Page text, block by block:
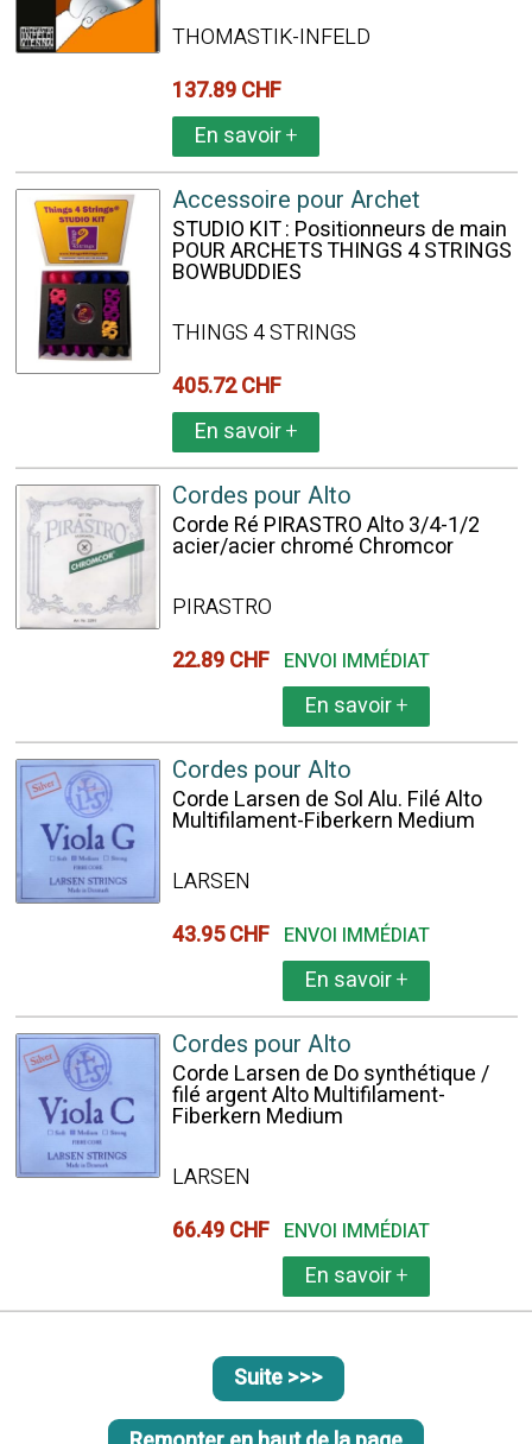
THOMASTIK-INFELD
137.89 CHF
En savoir+
Accessoire pour Archet
STUDIO KIT : Positionneurs de main
POUR ARCHETS THINGS 4 STRINGS
BOWBUDDIES
THINGS 4 STRINGS
405.72 CHF
En savoir+
Cordes pour Alto
Corde Ré PIRASTRO Alto 3/4-1/2
acier/acier chromé Chromcor
PIRASTRO
22.89 CHF ENVOI IMMÉDIAT
En savoir+
Cordes pour Alto
Corde Larsen de Sol Alu. Filé Alto
Multifilament-Fiberkern Medium
LARSEN
43.95 CHF ENVOI IMMÉDIAT
En savoir+
Cordes pour Alto
Corde Larsen de Do synthétique /
filé argent Alto Multifilament-
Fiberkern Medium
LARSEN
66.49 CHF ENVOI IMMÉDIAT
En savoir+
Suite >>>